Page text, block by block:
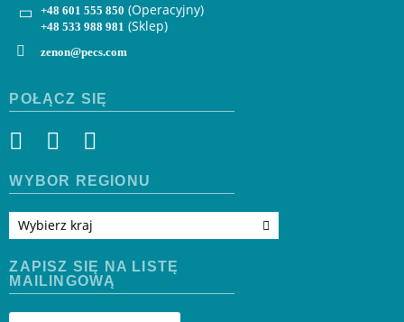
+48 601 555 850 (Operacyjny)
+48 533 988 981 (Sklep)
zenon@pecs.com
POŁĄCZ SIĘ
WYBÓR REGIONU
Wybierz kraj
ZAPISZ SIĘ NA LISTĘ
MAILINGOWĄ